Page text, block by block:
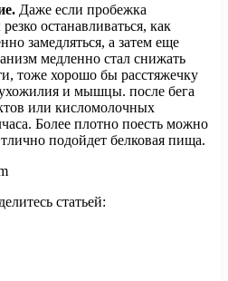
Даже если пробежка
останавливаться, как
замедляться, а затем еще
медленно стал снижать
тоже хорошо бы расстяжечку
и мышцы. после бега
или кисломолочных
Более плотно поесть можно
подойдет белковая пища.
статьей: